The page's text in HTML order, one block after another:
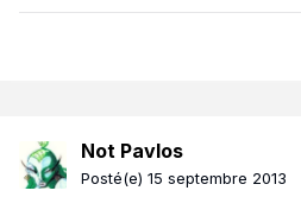
Not Pavlos
Posté(e) 15 septembre 2013